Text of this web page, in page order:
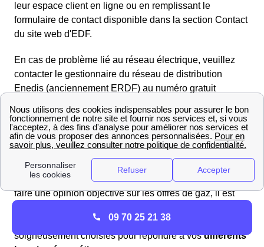
leur espace client en ligne ou en remplissant le
formulaire de contact disponible dans la section Contact
du site web d'EDF.
En cas de problème lié au réseau électrique, veuillez
contacter le gestionnaire du réseau de distribution
Enedis (anciennement ERDF) au numéro gratuit
département 39. Enedis se chargera rapidement de
toute interruption de courant ou panne d'électricité.
Trouvez les meilleurs fournisseurs de gaz en 2025 à
Si vous souhaitez avoir une vue d'ensemble et vous
faire une opinion objective sur les offres de gaz, il est
Plongez dans notre sélection d'offres de gaz
soigneusement choisies pour répondre à vosdifférents
09 70 25 21 38